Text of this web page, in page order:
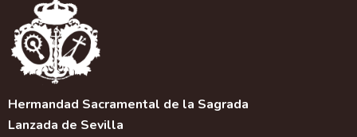
c
i
ó
n
e
l
Hermandad Sacramental de la Sagrada
Lanzada de Sevilla